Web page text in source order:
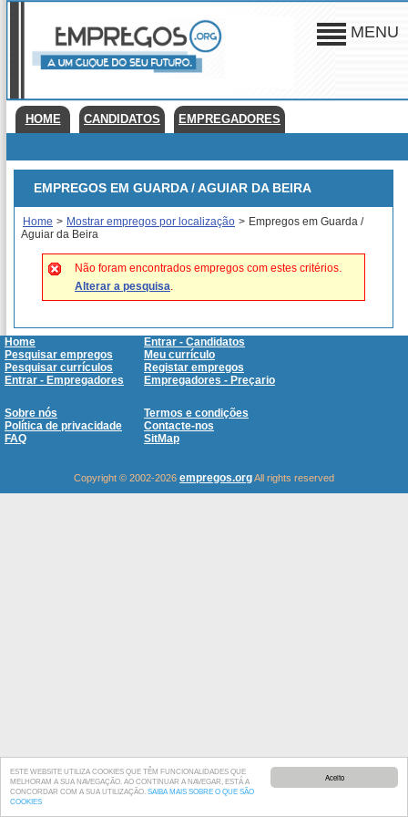
Aceito
ESTE WEBSITE UTILIZA COOKIES QUE TÊM FUNCIONALIDADES QUE
MELHORAM A SUA NAVEGAÇÃO. AO CONTINUAR A NAVEGAR, ESTÁ A
CONCORDAR COM A SUA UTILIZAÇÃO. SAIBA MAIS SOBRE O QUE SÃO
COOKIES
MENU
HOME CANDIDATOS EMPREGADORES
EMPREGOS EM GUARDA / AGUIAR DA BEIRA
Home > Mostrar empregos por localização > Empregos em Guarda /
Aguiar da Beira
Não foram encontrados empregos com estes critérios.
Alterar a pesquisa.
Home
Entrar - Candidatos
Pesquisar empregos
Meu currículo
Pesquisar currículos
Registar empregos
Entrar - Empregadores
Empregadores - Preçario
Sobre nós
Termos e condições
Política de privacidade
Contacte-nos
FAQ
SitMap
Copyright © 2002-2026 empregos.orgAll rights reserved